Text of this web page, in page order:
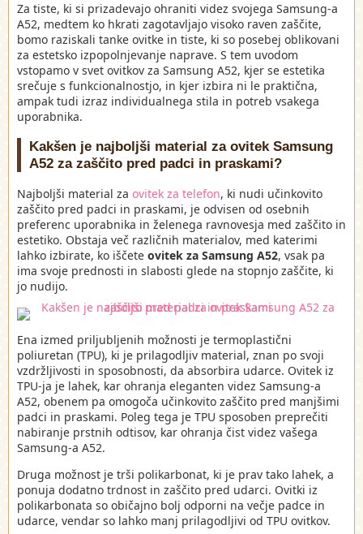
Za tiste, ki si prizadevajo ohraniti videz svojega Samsung-a
A52, medtem ko hkrati zagotavljajo visoko raven zaščite,
bomo raziskali tanke ovitke in tiste, ki so posebej oblikovani
za estetsko izpopolnjevanje naprave. S tem uvodom
vstopamo v svet ovitkov za Samsung A52, kjer se estetika
srečuje s funkcionalnostjo, in kjer izbira ni le praktična,
ampak tudi izraz individualnega stila in potreb vsakega
uporabnika.
Kakšen je najboljši material za ovitek Samsung
A52 za zaščito pred padci in praskami?
Najboljši material za ovitek za telefon, ki nudi učinkovito
zaščito pred padci in praskami, je odvisen od osebnih
preferenc uporabnika in želenega ravnovesja med zaščito in
estetiko. Obstaja več različnih materialov, med katerimi
lahko izbirate, ko iščete ovitek za Samsung A52, vsak pa
ima svoje prednosti in slabosti glede na stopnjo zaščite, ki
jo nudijo.
Ena izmed priljubljenih možnosti je termoplastični
poliuretan (TPU), ki je prilagodljiv material, znan po svoji
vzdržljivosti in sposobnosti, da absorbira udarce. Ovitek iz
TPU-ja je lahek, kar ohranja eleganten videz Samsung-a
A52, obenem pa omogoča učinkovito zaščito pred manjšimi
padci in praskami. Poleg tega je TPU sposoben preprečiti
nabiranje prstnih odtisov, kar ohranja čist videz vašega
Samsung-a A52.
Druga možnost je trši polikarbonat, ki je prav tako lahek, a
ponuja dodatno trdnost in zaščito pred udarci. Ovitki iz
polikarbonata so običajno bolj odporni na večje padce in
udarce, vendar so lahko manj prilagodljivi od TPU ovitkov.